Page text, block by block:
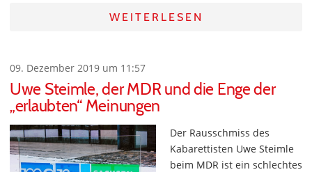
WEITERLESEN
09. Dezember 2019 um 11:57
Uwe Steimle, der MDR und die Enge der
„erlaubten“ Meinungen
Der Rausschmiss des
Kabarettisten Uwe Steimle
beim MDR ist ein schlechtes